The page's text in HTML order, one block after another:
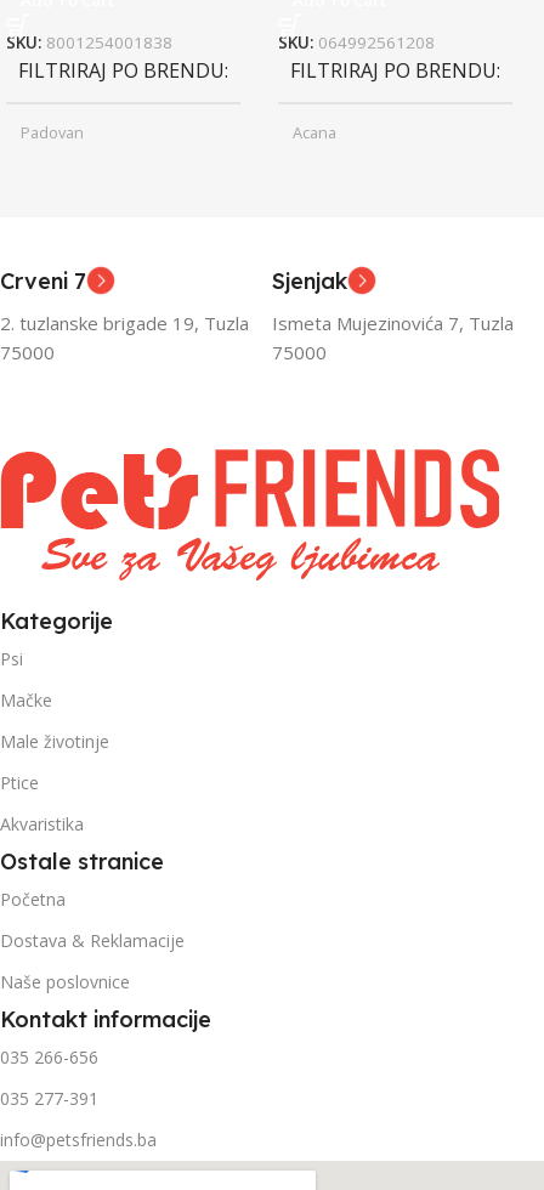
SKU: 8001254001838
FILTRIRAJ PO BRENDU
Padovan
FILTRIRAJ PO TEŽINI
1kg – 3kg
SKU: 064992561208
FILTRIRAJ PO BRENDU
Acana
FILTRIRAJ PO TEŽINI
Crveni 7
2. tuzlanske brigade 19, Tuzla
75000
Sjenjak
Ismeta Mujezinovića 7, Tuzla
75000
Kategorije
Psi
Mačke
Male životinje
Ptice
Akvaristika
Ostale stranice
Početna
Dostava & Reklamacije
Naše poslovnice
Kontakt informacije
035 266-656
035 277-391
info@petsfriends.ba